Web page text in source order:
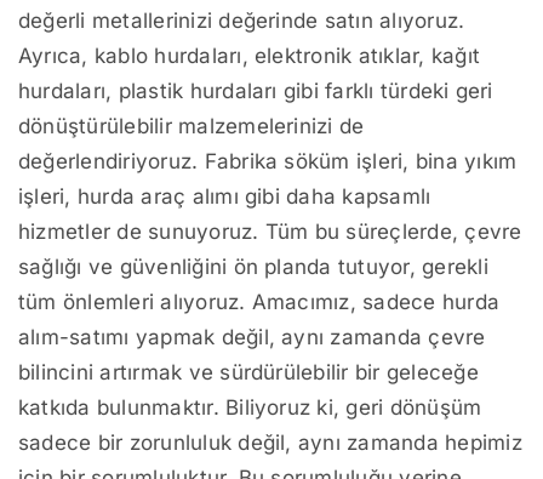
değerli metallerinizi değerinde satın alıyoruz.
Ayrıca, kablo hurdaları, elektronik atıklar, kağıt
hurdaları, plastik hurdaları gibi farklı türdeki geri
dönüştürülebilir malzemelerinizi de
değerlendiriyoruz. Fabrika söküm işleri, bina yıkım
işleri, hurda araç alımı gibi daha kapsamlı
hizmetler de sunuyoruz. Tüm bu süreçlerde, çevre
sağlığı ve güvenliğini ön planda tutuyor, gerekli
tüm önlemleri alıyoruz. Amacımız, sadece hurda
alım-satımı yapmak değil, aynı zamanda çevre
bilincini artırmak ve sürdürülebilir bir geleceğe
katkıda bulunmaktır. Biliyoruz ki, geri dönüşüm
sadece bir zorunluluk değil, aynı zamanda hepimiz